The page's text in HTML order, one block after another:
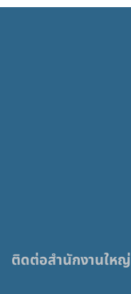
ติดต่อสำนักงานใหญ่